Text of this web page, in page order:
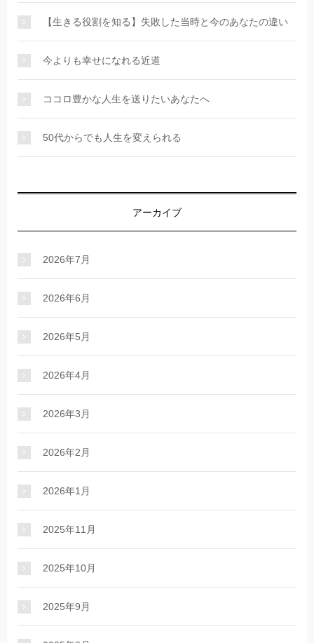
【生きる役割を知る】失敗した当時と今のあなたの違い
今よりも幸せになれる近道
ココロ豊かな人生を送りたいあなたへ
50代からでも人生を変えられる
アーカイブ
2026年7月
2026年6月
2026年5月
2026年4月
2026年3月
2026年2月
2026年1月
2025年11月
2025年10月
2025年9月